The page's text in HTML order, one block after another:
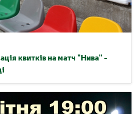
квитків на матч "Нива" -